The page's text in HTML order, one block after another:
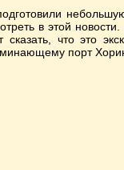
в этой
сказать, что это
порт